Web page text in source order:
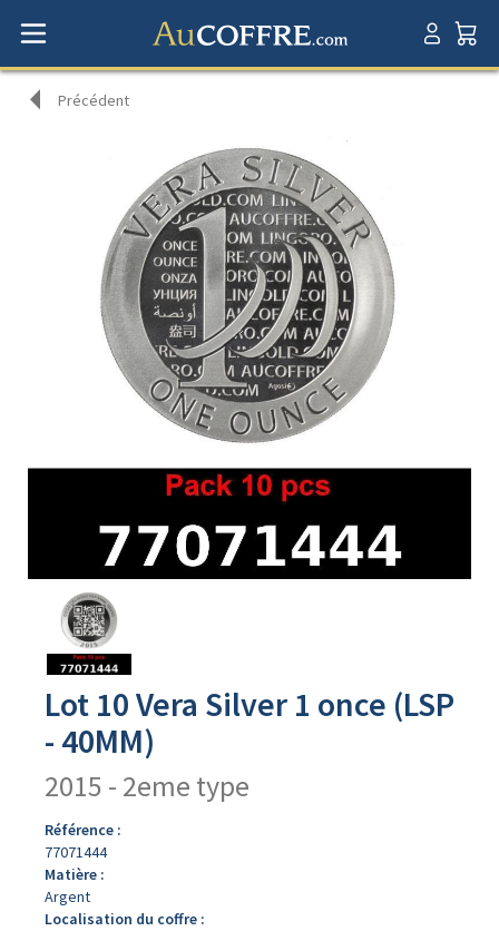
Précédent
produit
Lot 10 Vera Silver 1 once (LSP
- 40MM)
2015 - 2eme type
Référence :
77071444
Matière :
Argent
Localisation du coffre :